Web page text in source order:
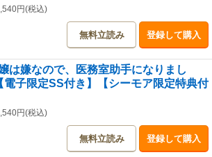
円(税込)
無料立読み 登録して購入
は嫌なので、医務室助手になりまし
電子限定SS付き】【シーモア限定特典付
円(税込)
無料立読み 登録して購入